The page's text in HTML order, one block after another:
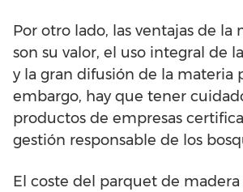
Por otro lado, las ventajas de la
son su valor, el uso integral de
y la gran difusión de la materia
embargo, hay que tener
productos de empresas
gestión responsable de los
El coste del parquet de